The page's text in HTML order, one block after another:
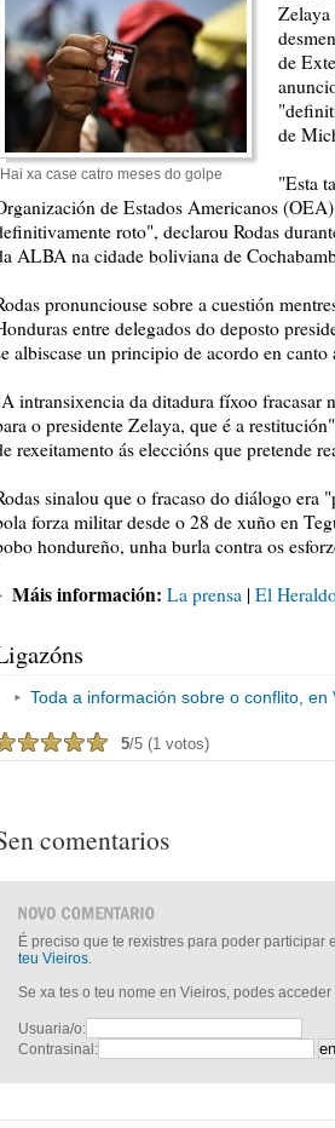
Hai xa case catro meses do golpe
Zelaya
de
de
"Esta
de Estados Americanos
roto", declarou Rodas
ALBA na cidade boliviana de
pronunciouse sobre a cuestión
entre delegados do deposto
albiscase un principio de acordo en
intransixencia da ditadura fíxoo fracasar
o presidente Zelaya, que é a
rexeitamento ás eleccións que pretende
sinalou que o fracaso do diálogo era
forza militar desde o 28 de xuño en
hondureño, unha burla contra os
Máis información: La prensa | El
Toda a información sobre o conflito, en
5/5 (1 votos)
comentarios
É preciso que te rexistres para poder
teu Vieiros.
Se xa tes o teu nome en Vieiros, podes
Usuaria/o:
Contrasinal: